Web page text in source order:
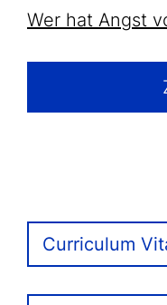
Wer hat Angst
Curriculum